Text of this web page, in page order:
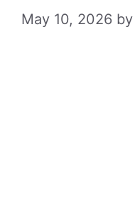
May 10, 2026 by